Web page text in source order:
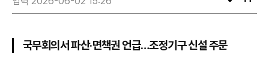
유
스
국무회의서 파산·면책권 언급…조정기구 신설 주문